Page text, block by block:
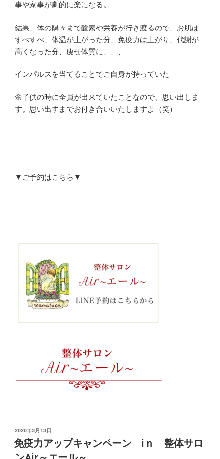
事や家事が劇的に楽になる。
結果、体の隅々まで酸素や栄養が行き渡るので、お肌は
すべすべ、体温が上がった分、免疫力は上がり、代謝が
高くなった分、痩せ体質に、、、
インパルスを当てることでご自身が持っていた
🌼子供の時に全員が出来ていたことなので、思い出しま
す。思い出すまでお付き合いいたしますよ（笑）
▼ご予約はこちら▼
投
稿
日:
2020年3月13日
免疫力アップキャンペーン iｎ 整体サロ
ンAir～エール～